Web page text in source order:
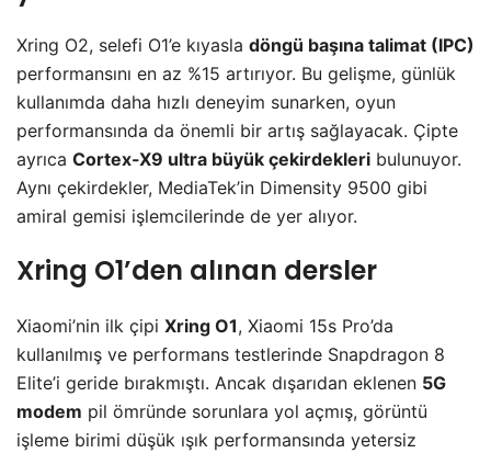
Xring O2, selefi O1’e kıyasla döngü başına talimat (IPC)
performansını en az %15 artırıyor. Bu gelişme, günlük
kullanımda daha hızlı deneyim sunarken, oyun
performansında da önemli bir artış sağlayacak. Çipte
ayrıca Cortex-X9 ultra büyük çekirdekleri bulunuyor.
Aynı çekirdekler, MediaTek’in Dimensity 9500 gibi
amiral gemisi işlemcilerinde de yer alıyor.
Xring O1’den alınan dersler
Xiaomi’nin ilk çipi Xring O1, Xiaomi 15s Pro’da
kullanılmış ve performans testlerinde Snapdragon 8
Elite’i geride bırakmıştı. Ancak dışarıdan eklenen 5G
modem pil ömründe sorunlara yol açmış, görüntü
işleme birimi düşük ışık performansında yetersiz